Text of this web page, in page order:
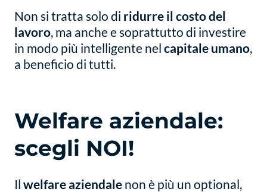
Non si tratta solo di ridurre il costo del
lavoro, ma anche e soprattutto di investire
in modo più intelligente nel capitale umano,
a beneficio di tutti.
Welfare aziendale:
scegli NOI!
Il welfare aziendale non è più un optional,